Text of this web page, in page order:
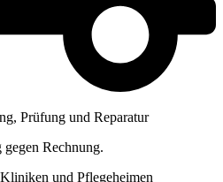
Prüfung und Reparatur
Rechnung.
und Pflegeheimen